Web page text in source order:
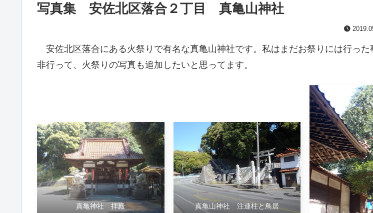
写真集 安佐北区落合２丁目 真亀山神社
安佐北区落合にある火祭りで有名な真亀山神社です。私はまだお祭りには行った
非行って、火祭りの写真も追加したいと思ってます。
真亀神社 拝殿 真亀山神社 注連柱と鳥居